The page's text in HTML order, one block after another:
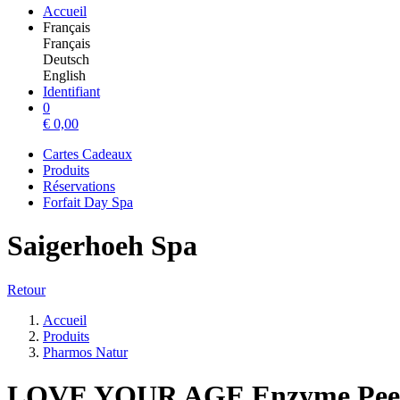
Accueil
Français
Français
Deutsch
English
Identifiant
0
€ 0,00
Cartes Cadeaux
Produits
Réservations
Forfait Day Spa
Saigerhoeh Spa
Retour
Accueil
Produits
Pharmos Natur